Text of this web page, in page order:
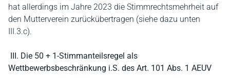
hat allerdings im Jahre 2023 die Stimmrechtsmehrheit auf
den Mutterverein zurückübertragen (siehe dazu unten
III.3.c).
III. Die 50 + 1-Stimmanteilsregel als
Wettbewerbsbeschränkung i.S. des Art. 101 Abs. 1 AEUV